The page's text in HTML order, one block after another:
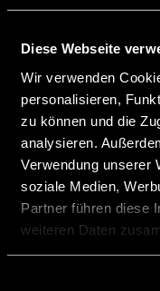
Diese Webseite
Wir verwenden
personalisieren,
zu können und die
analysieren.
Verwendung unserer
soziale Medien,
Partner führen diese
weiteren Daten
E-Paper